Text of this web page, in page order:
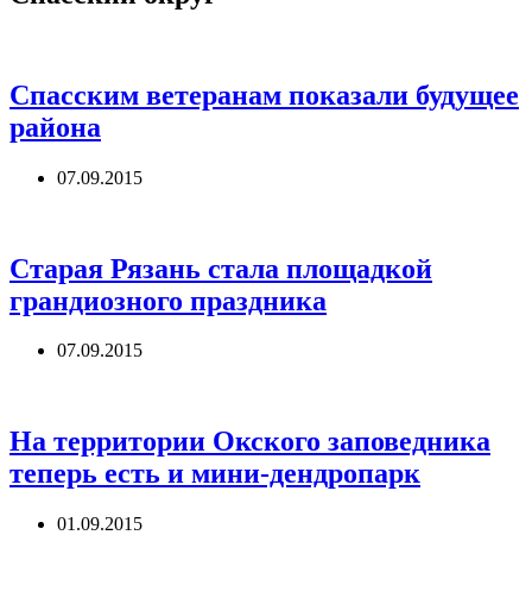
Спасским ветеранам показали будущее
района
07.09.2015
Старая Рязань стала площадкой
грандиозного праздника
07.09.2015
На территории Окского заповедника
теперь есть и мини-дендропарк
01.09.2015